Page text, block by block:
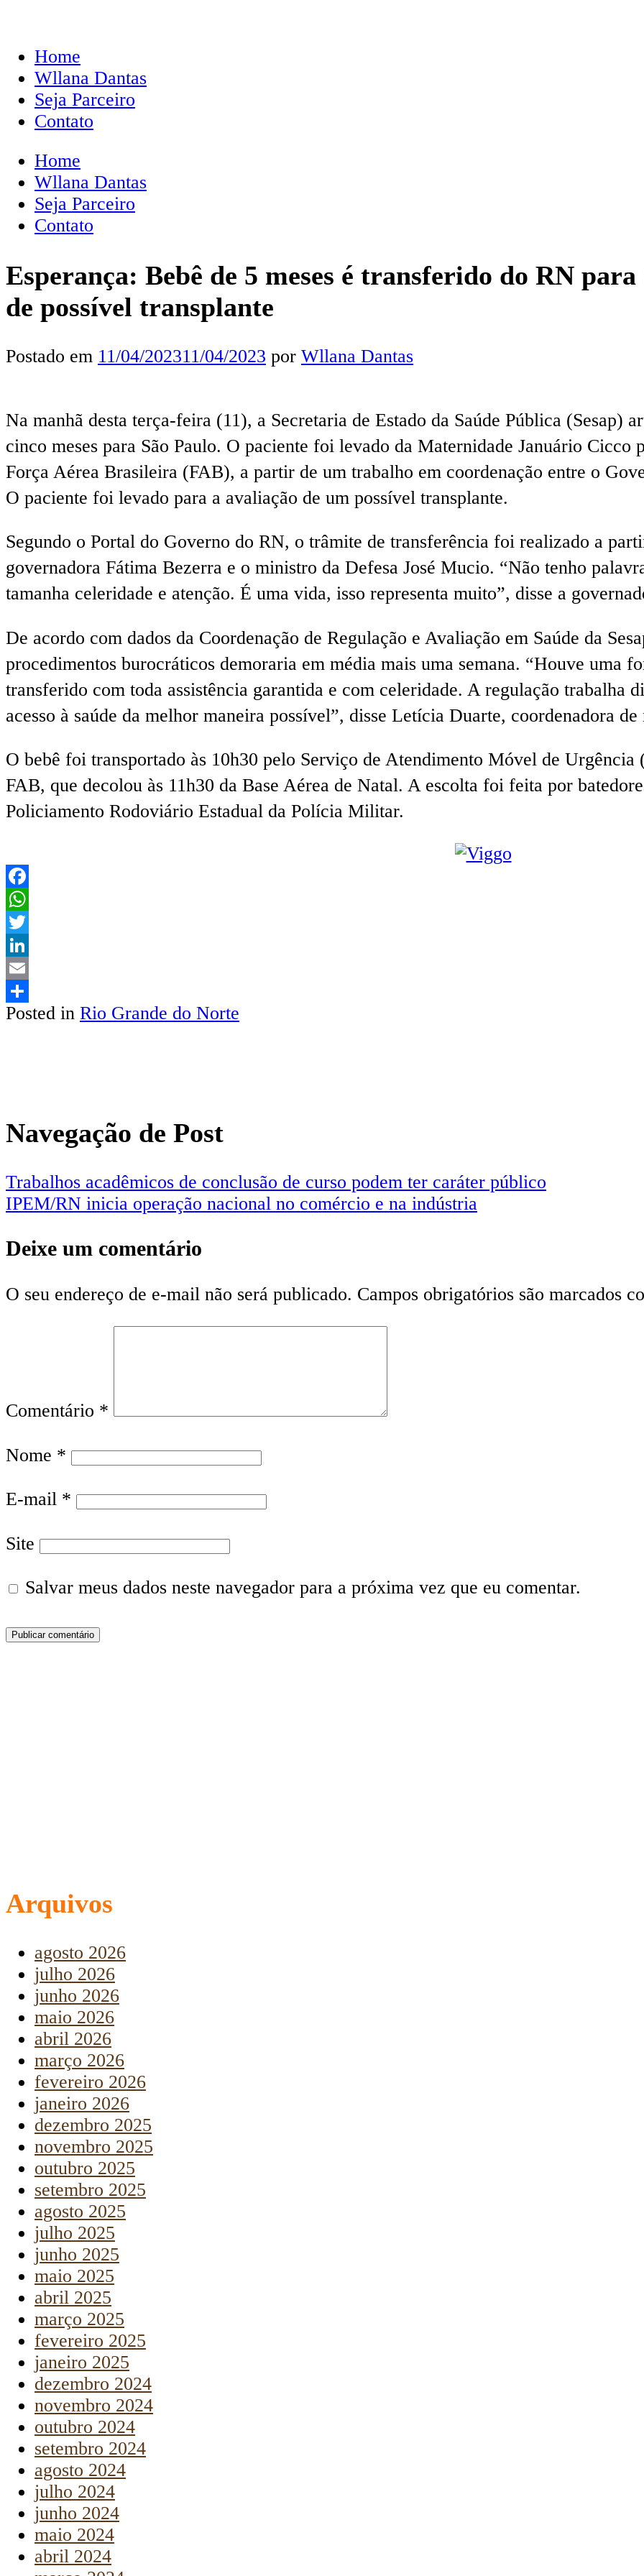
Home
Wllana Dantas
Seja Parceiro
Contato
Home
Wllana Dantas
Seja Parceiro
Contato
Esperança: Bebê de 5 meses é transferido do RN
de possível transplante
Postado em 11/04/202311/04/2023 por Wllana Dantas
Na manhã desta terça-feira (11), a Secretaria de Estado da Saúde Pública (Sesap)
cinco meses para São Paulo. O paciente foi levado da Maternidade Januário Cicco
Força Aérea Brasileira (FAB), a partir de um trabalho em coordenação entre o
O paciente foi levado para a avaliação de um possível transplante.
Segundo o Portal do Governo do RN, o trâmite de transferência foi realizado a
governadora Fátima Bezerra e o ministro da Defesa José Mucio. “Não tenho
tamanha celeridade e atenção. É uma vida, isso representa muito”, disse a
De acordo com dados da Coordenação de Regulação e Avaliação em Saúde da
procedimentos burocráticos demoraria em média mais uma semana. “Houve uma
transferido com toda assistência garantida e com celeridade. A regulação trabalha
acesso à saúde da melhor maneira possível”, disse Letícia Duarte, coordenadora de
O bebê foi transportado às 10h30 pelo Serviço de Atendimento Móvel de
FAB, que decolou às 11h30 da Base Aérea de Natal. A escolta foi feita por
Policiamento Rodoviário Estadual da Polícia Militar.
Facebook
WhatsApp
Twitter
LinkedIn
Email
Share
Posted in Rio Grande do Norte
Navegação de Post
Trabalhos acadêmicos de conclusão de curso podem ter caráter público
IPEM/RN inicia operação nacional no comércio e na indústria
Deixe um comentário
O seu endereço de e-mail não será publicado. Campos obrigatórios são marcados
Comentário *
Nome *
E-mail *
Site
Salvar meus dados neste navegador para a próxima vez que eu comentar.
Arquivos
agosto 2026
julho 2026
junho 2026
maio 2026
abril 2026
março 2026
fevereiro 2026
janeiro 2026
dezembro 2025
novembro 2025
outubro 2025
setembro 2025
agosto 2025
julho 2025
junho 2025
maio 2025
abril 2025
março 2025
fevereiro 2025
janeiro 2025
dezembro 2024
novembro 2024
outubro 2024
setembro 2024
agosto 2024
julho 2024
junho 2024
maio 2024
abril 2024